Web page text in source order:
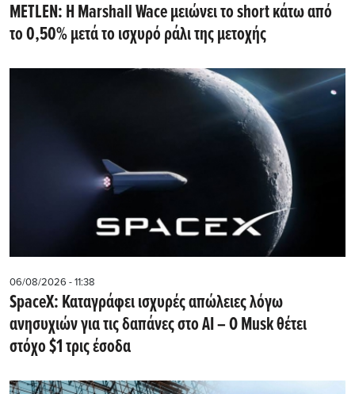
METLEN: Η Marshall Wace μειώνει το short κάτω από
το 0,50% μετά το ισχυρό ράλι της μετοχής
06/08/2026 - 11:38
SpaceX: Καταγράφει ισχυρές απώλειες λόγω
ανησυχιών για τις δαπάνες στο AI – Ο Musk θέτει
στόχο $1 τρις έσοδα